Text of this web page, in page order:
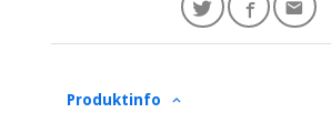
Produktinfo